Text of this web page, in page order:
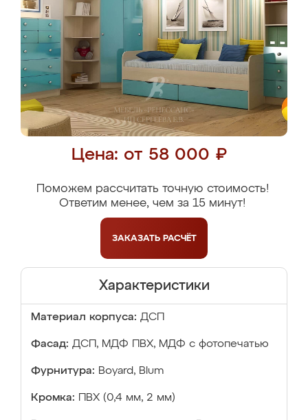
Цена: от 58 000 ₽
Поможем рассчитать точную стоимость!
Ответим менее, чем за 15 минут!
ЗАКАЗАТЬ РАСЧЁТ
Характеристики
Материал корпуса: ДСП
Фасад: ДСП, МДФ ПВХ, МДФ с фотопечатью
Фурнитура: Boyard, Blum
Кромка: ПВХ (0,4 мм, 2 мм)